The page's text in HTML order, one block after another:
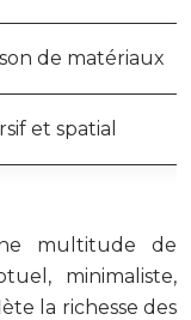
de matériaux
et spatial
multitude de
minimaliste,
la richesse des